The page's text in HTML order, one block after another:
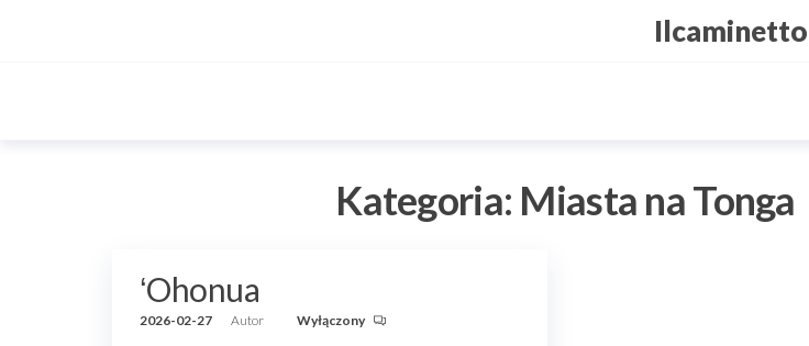
Ilcaminetto
Kategoria: Miasta na Tonga
ʻOhonua
2026-02-27 Autor Wyłączony